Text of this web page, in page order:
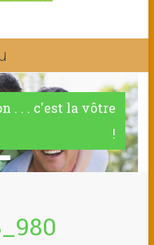
. . . c'est la vôtre
!